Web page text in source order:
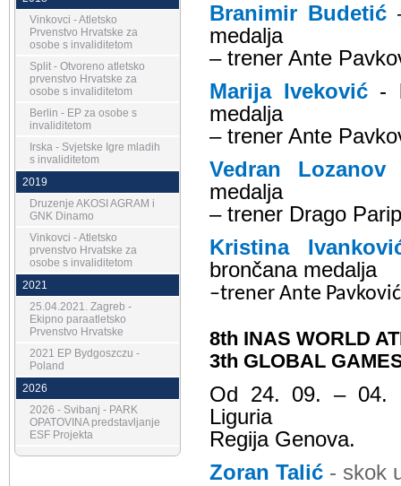
Branimir Budetić
medalja
– trener Ante
Marija Iveković-
medalja
– trener Ante
Vedran Lozanov
medalja
– trener Drago
Kristina
brončana medalja
–trener Ante Pavković
8th INAS WORLD
3th GLOBAL
Od 24. 09. – 04.
Liguria
Regija Genova.
Zoran Talić- skok
Vinkovci - Atletsko
Prvenstvo Hrvatske za
osobe s invaliditetom
Split - Otvoreno atletsko
prvenstvo Hrvatske za
osobe s invaliditetom
Berlin - EP za osobe s
invaliditetom
Irska - Svjetske Igre mladih
s invaliditetom
2019
Druzenje AKOSI AGRAM i
GNK Dinamo
Vinkovci - Atletsko
prvenstvo Hrvatske za
osobe s invaliditetom
2021
25.04.2021. Zagreb -
Ekipno paraatletsko
Prvenstvo Hrvatske
2021 EP Bydgoszczu -
Poland
2026
2026 - Svibanj - PARK
OPATOVINA predstavljanje
ESF Projekta